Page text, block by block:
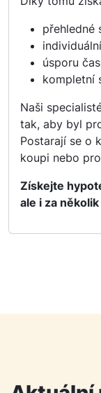
přehledné
úsporu
kompletní
Naši
tak, aby byl
Postarají se o
koupi nebo
Získejte
ale i za